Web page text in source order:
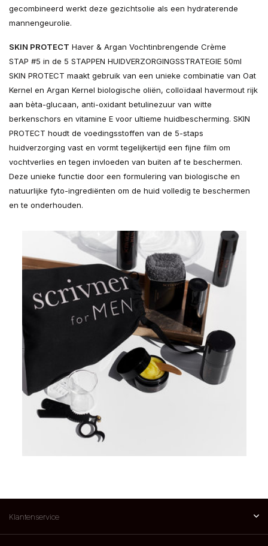
gecombineerd werkt deze gezichtsolie als een hydraterende
mannengeurolie.
SKIN PROTECT Haver & Argan Vochtinbrengende Crème
STAP #5 in de 5 STAPPEN HUIDVERZORGINGSSTRATEGIE 50ml
SKIN PROTECT maakt gebruik van een unieke combinatie van Oat
Kernel en Argan Kernel biologische oliën, colloïdaal havermout rijk
aan bèta-glucaan, anti-oxidant betulinezuur van witte
berkenschors en vitamine E voor ultieme huidbescherming. SKIN
PROTECT houdt de voedingsstoffen van de 5-staps
huidverzorging vast en vormt tegelijkertijd een fijne film om
vochtverlies en tegen invloeden van buiten af te beschermen.
Deze unieke functie door een formulering van biologische en
natuurlijke fyto-ingrediënten om de huid volledig te beschermen
en te onderhouden.
Klantenservice